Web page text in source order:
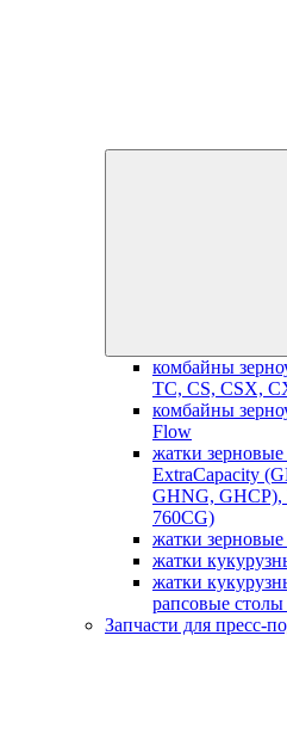
комбайны
TC, CS, CSX,
комбайны
Flow
жатки
ExtraCapacity
GHNG, GHCP),
760CG)
жатки
жатки
жатки
рапсовые
Запчасти для пресс-